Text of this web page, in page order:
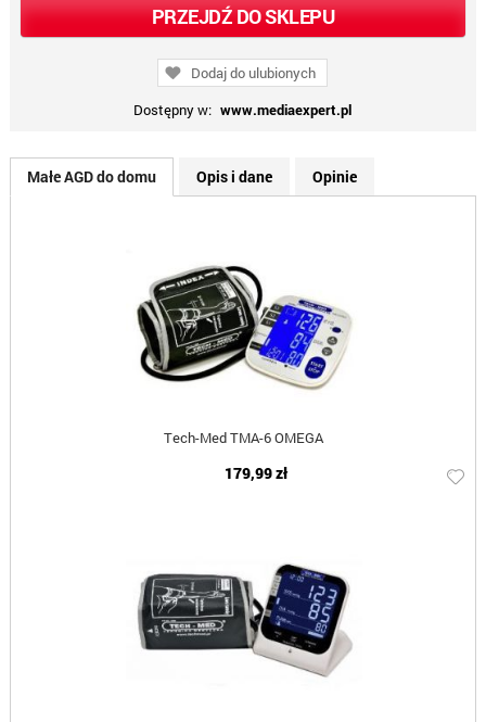
PRZEJDŹ DO SKLEPU
Dodaj do ulubionych
Dostępny w: www.mediaexpert.pl
Małe AGD do domu Opis i dane Opinie
Tech-Med TMA-6 OMEGA
179,99 zł